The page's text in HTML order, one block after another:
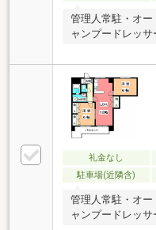
管理人常駐・オ
ャンプードレッ
礼金なし
駐車場(近隣含)
管理人常駐・オ
ャンプードレッ